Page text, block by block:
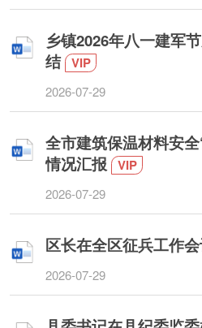
乡镇2026年八一建军
结 VIP
2026-07-29
全市建筑保温材料安
情况汇报
VIP
2026-07-29
区长在全区征兵工作
2026-07-29